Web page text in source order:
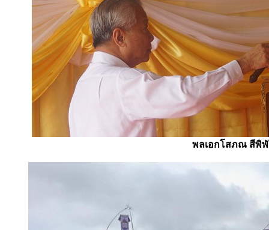
พลเอกโสภณ สีพิ